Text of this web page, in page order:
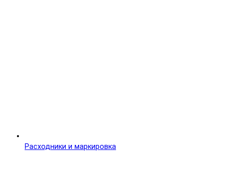
Расходники и маркировка